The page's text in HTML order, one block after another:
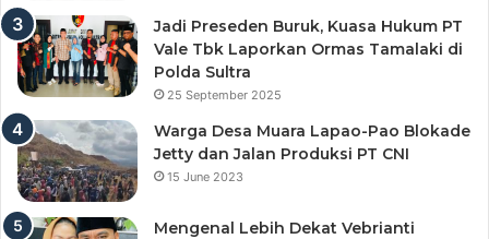
Jadi Preseden Buruk, Kuasa Hukum PT
Vale Tbk Laporkan Ormas Tamalaki di
Polda Sultra
25 September 2025
Warga Desa Muara Lapao-Pao Blokade
Jetty dan Jalan Produksi PT CNI
15 June 2023
Mengenal Lebih Dekat Vebrianti